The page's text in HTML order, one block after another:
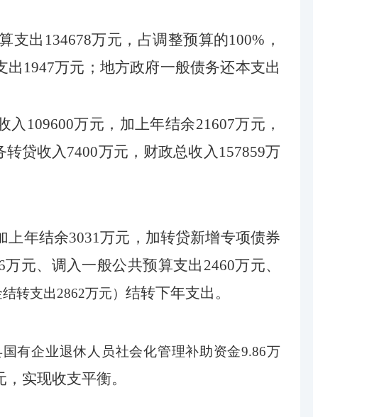
支出 134678万元，占调整预算的100%，
出 1947万元；地方政府一般债务还本支出
入 109600万元， 加 上年结余21607万元，
转贷收入 7400万元，财政总收入 157859万
上年结余3031万元 ， 加转贷新增专项债券
万元、 调入一般公共预算支出 2460万元、
转支出2862万元）结转下年支出 。
国有企业退休人员社会化管理补助资金9.86万
实现收支平衡。